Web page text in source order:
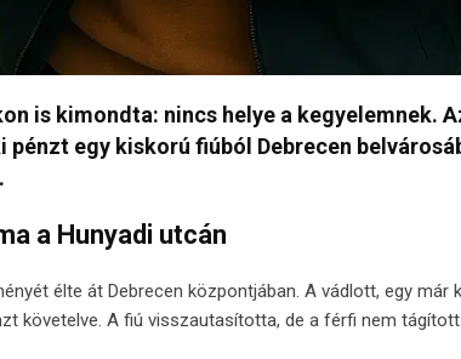
is kimondta: nincs helye a kegyelemnek.
egy kiskorú fiúból Debrecen
a Hunyadi utcán
élte át Debrecen központjában. A vádlott, egy már
követelve. A fiú visszautasította, de a férfi nem tágított: